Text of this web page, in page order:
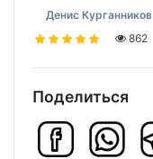
Денис Курганников
862
Поделиться